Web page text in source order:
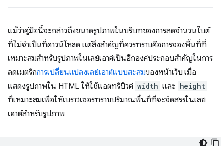
แม้ว่าคู่มือนี้จะกล่าวถึงขนาดรูปภาพในบริบทของการลดจำนวนไบต์
ที่ไม่จำเป็นที่ดาวน์โหลด แต่สิ่งสำคัญที่ควรทราบคือการจองพื้นที่ที่
เหมาะสมสําหรับรูปภาพในเลย์เอาต์เป็นอีกองค์ประกอบสําคัญในการ
ลดเมตริกการเปลี่ยนแปลงเลย์เอาต์แบบสะสมของหน้าเว็บ เมื่อ
แสดงรูปภาพใน HTML ให้ใช้แอตทริบิวต์ width และ height
ที่เหมาะสมเพื่อให้เบราว์เซอร์ทราบปริมาณพื้นที่ที่จะจัดสรรในเลย์
เอาต์สำหรับรูปภาพ